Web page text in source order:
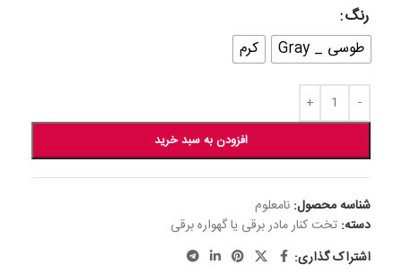
رنگ
طوسی _ Gray
کرم
افزودن به سبد خرید
شناسه محصول: نامعلوم
دسته: تخت کنار مادر برقی یا گهواره برقی
اشتراک گذاری: